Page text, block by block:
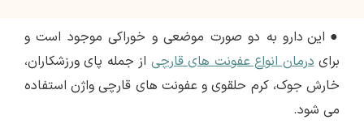
● این دارو به دو صورت موضعی و خوراکی موجود است و
برایدرمان انواع عفونت های قارچی از جمله پای ورزشکاران،
خارش جوک، کرم حلقوی و عفونت های قارچی واژن استفاده
می شود.